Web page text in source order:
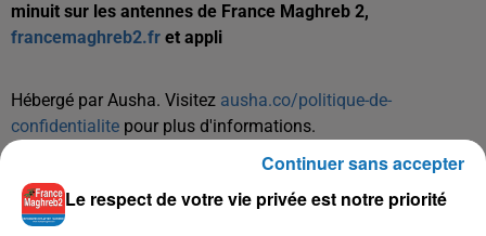
minuit sur les antennes de France Maghreb 2,
francemaghreb2.fr et appli
Hébergé par Ausha. Visitez ausha.co/politique-de-
confidentialite pour plus d'informations.
Le respect de votre vie privée est notre priorité
Continuer sans accepter